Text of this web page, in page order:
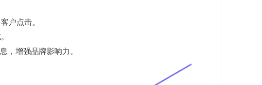
户点击。
，增强品牌影响力。